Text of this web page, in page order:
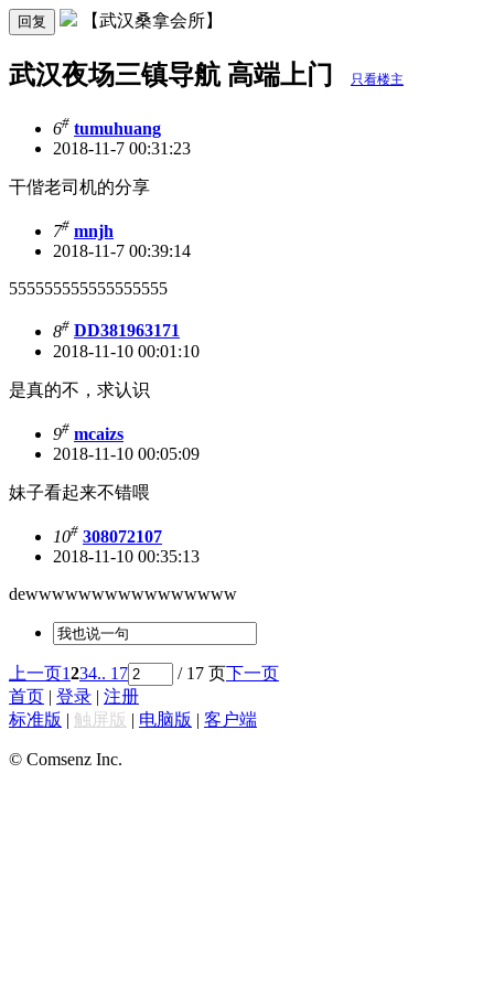
回复 【武汉桑拿会所】
武汉夜场三镇导航 高端上门 只看楼主
6# tumuhuang
2018-11-7 00:31:23
干偕老司机的分享
7# mnjh
2018-11-7 00:39:14
555555555555555555
8# DD381963171
2018-11-10 00:01:10
是真的不，求认识
9# mcaizs
2018-11-10 00:05:09
妹子看起来不错喂
10# 308072107
2018-11-10 00:35:13
dewwwwwwwwwwwwwwww
上一页 1234.. 17 / 17 页
下一页
首页
登录
注册
标准版
触屏版 电脑版 客户端
© Comsenz Inc.